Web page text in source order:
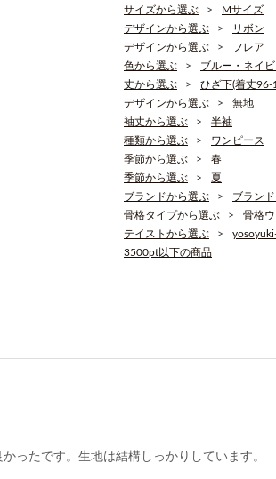
サイズから選ぶ
Mサイズ
デザインから選ぶ
リボン
デザインから選ぶ
フレア
色から選ぶ
ブルー・ネイビ
丈から選ぶ
ひざ下(着丈96-
デザインから選ぶ
無地
袖丈から選ぶ
半袖
種類から選ぶ
ワンピース
季節から選ぶ
春
季節から選ぶ
夏
ブランドから選ぶ
ブラン
骨格タイプから選ぶ
骨格
テイストから選ぶ
3500pt以下の商品
ったです。生地は結構しっかりしています。